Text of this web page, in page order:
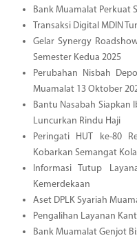
Bank Muamalat Perkuat
Transaksi Digital MDIN
Gelar Synergy
Semester Kedua 2025
Perubahan Nisbah
Muamalat 13 Oktober
Bantu Nasabah Siapkan
Luncurkan Rindu Haji
Peringati HUT ke-80
Kobarkan Semangat
Informasi Tutup
Kemerdekaan
Aset DPLK Syariah
Pengalihan Layanan
Bank Muamalat Genjot